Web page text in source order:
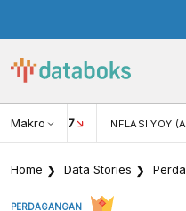
Makro
USD/IDR 17 INFLASI YOY
Home Data Stories
PERDAGANGAN